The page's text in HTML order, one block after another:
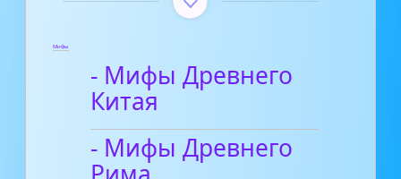
Мифы
- Мифы Древнего
Китая
- Мифы Древнего